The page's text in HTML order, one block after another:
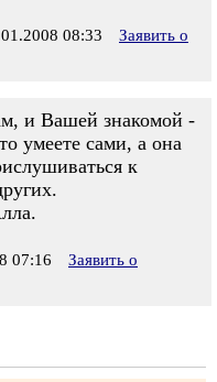
08:33
Заявить о
и Вашей знакомой -
умеете сами, а она
к
07:16
Заявить о